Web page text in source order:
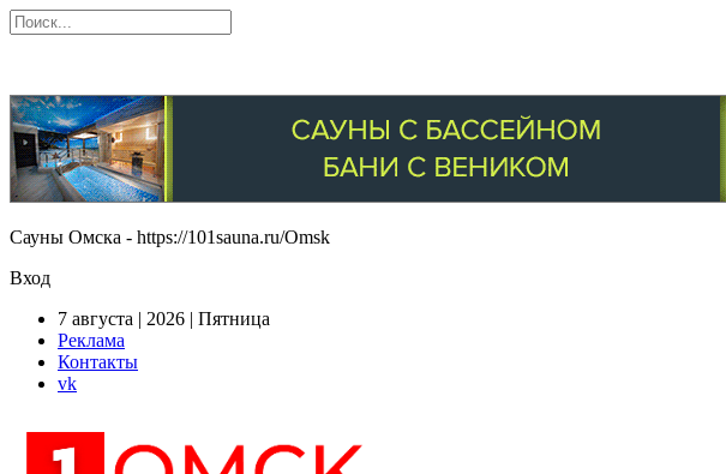
Сауны Омска - https://101sauna.ru/Omsk
Вход
7 августа | 2026 | Пятница
Реклама
Контакты
vk